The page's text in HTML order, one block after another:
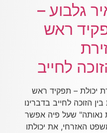
גלבוע –
ראש
לחייב
יכולת – תפקיד ראש
הזוכה לחייב בדברינו
נאותה" שעל פיה אפשר
האזרחי, את יכולתו